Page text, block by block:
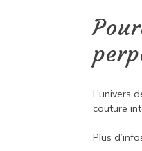
L’univers
couture
Plus